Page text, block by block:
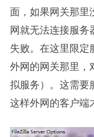
面，如果网关那里
网就无法连接服务
失败。在这里限定
外网的网关那里，
拟服务）。这需要
这样外网的客户端